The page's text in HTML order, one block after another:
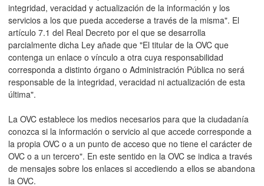
integridad, veracidad y actualización de la información y los
servicios a los que pueda accederse a través de la misma". El
artículo 7.1 del Real Decreto por el que se desarrolla
parcialmente dicha Ley añade que "El titular de la OVC que
contenga un enlace o vínculo a otra cuya responsabilidad
corresponda a distinto órgano o Administración Pública no será
responsable de la integridad, veracidad ni actualización de esta
última".
La OVC establece los medios necesarios para que la ciudadanía
conozca si la información o servicio al que accede corresponde a
la propia OVC o a un punto de acceso que no tiene el carácter de
OVC o a un tercero". En este sentido en la OVC se indica a través
de mensajes sobre los enlaces si accediendo a ellos se abandona
la OVC.